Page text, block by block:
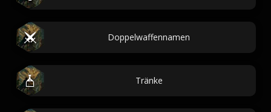
Doppelwaffennamen
Tränke